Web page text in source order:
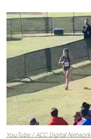
YouTube / ACC Digital Network